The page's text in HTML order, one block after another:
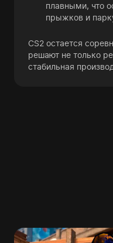
плавными, что
прыжков и
CS2 остается
решают не только
стабильная